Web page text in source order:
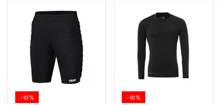
-10% -10%